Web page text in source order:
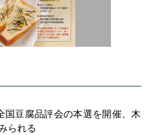
国豆腐品評会の本選を開催、木
られる